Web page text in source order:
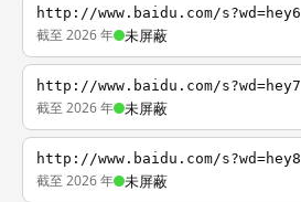
http://www.baidu.com/s?wd=hey6
截至 2026 年 未屏蔽
http://www.baidu.com/s?wd=hey7
截至 2026 年 未屏蔽
http://www.baidu.com/s?wd=hey8
截至 2026 年 未屏蔽